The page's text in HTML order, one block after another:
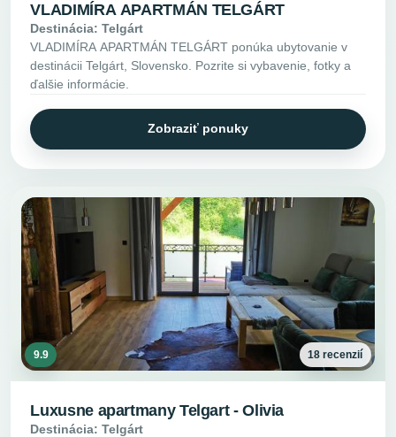
VLADIMÍRA APARTMÁN TELGÁRT
Destinácia: Telgárt
VLADIMÍRA APARTMÁN TELGÁRT ponúka ubytovanie v
destinácii Telgárt, Slovensko. Pozrite si vybavenie, fotky a
ďalšie informácie.
Zobraziť ponuky
9.9 18 recenzií
Luxusne apartmany Telgart - Olivia
Destinácia: Telgárt